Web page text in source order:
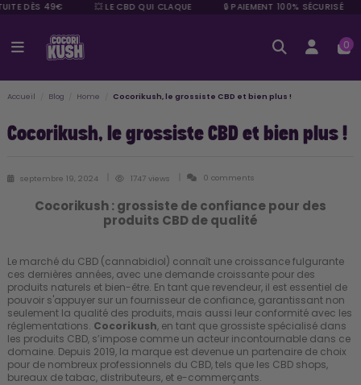
DÈS 49€ 💥 LE CBD QUI CLAQUE 🔒 PAIEMENT 100% SÉCURISÉ
0
Accueil Blog Home Cocorikush, le grossiste CBD et bien plus !
Cocorikush, le grossiste CBD et bien plus !
septembre 19, 2024 1747 views 0 comments
Cocorikush : grossiste de confiance pour des
produits CBD de qualité
Le marché du CBD (cannabidiol) connaît une croissance fulgurante
ces dernières années, avec une demande croissante pour des
produits naturels et bien-être. En tant que revendeur, il est essentiel de
pouvoir s'appuyer sur un fournisseur de confiance, garantissant non
seulement la qualité des produits, mais aussi leur conformité avec les
réglementations. Cocorikush, en tant que grossiste spécialisé dans
les produits CBD, s’impose comme un acteur incontournable dans ce
domaine. Depuis 2019, la marque est devenue un partenaire de choix
pour de nombreux professionnels du CBD, tels que les CBD shops,
bureaux de tabac, distributeurs, et e-commerçants.